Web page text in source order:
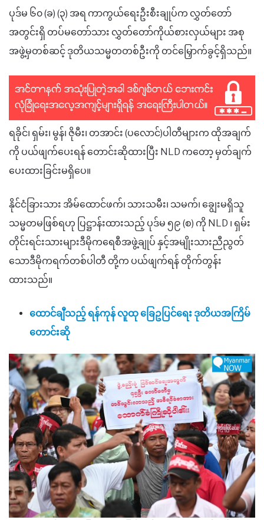
ပုဒ်မ ၆၀ (ခ) (၃) အရ ကာကွယ်ရေးဦးစီးချုပ်က လွှတ်တော်
အတွင်းရှိ တပ်မတော်သား လွှတ်တော်ကိုယ်စားလှယ်များ အစု
အဖွဲ့မှတစ်ဆင့် ဒုတိယသမ္မတတစ်ဦးကို တင်မြှောက်ခွင့်ရှိသည်။
ရခိုင်၊ ရှမ်း၊ မွန်၊ ဇိုမီး၊ တအာင်း (ပလောင်)ပါတီများက ထိုအချက်
ကို ပယ်ဖျက်ပေးရန်တောင်းဆိုထားပြီး NLD ကတော့ မှတ်ချက်
ပေးထားခြင်းမရှိပေ။
နိုင်ငံခြားသား အိမ်ထောင်ဖက်၊ သားသမီး၊ သမက်၊ ချွေးမရှိသူ
သမ္မတမဖြစ်ရဟု ပြဋ္ဌာန်းထားသည့် ပုဒ်မ ၅၉ (စ) ကို NLD ၊ ရှမ်း
တိုင်းရင်းသားများဒီမိုကရေစီအဖွဲ့ချုပ် နှင့်အမျိုးသားညီညွတ်
သောဒီမိုကရက်တစ်ပါတီ တို့က ပယ်ဖျက်ရန် တိုက်တွန်း
ထားသည်။
ထောင်ချီသည့် ရန်ကုန် လူထု ခြေဥပြင်ရေး ဒုတိယအကြိမ်
တောင်းဆို